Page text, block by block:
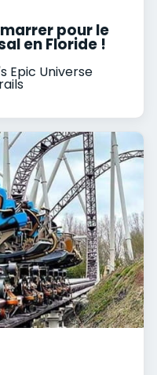
pour le
en Floride !
Epic Universe